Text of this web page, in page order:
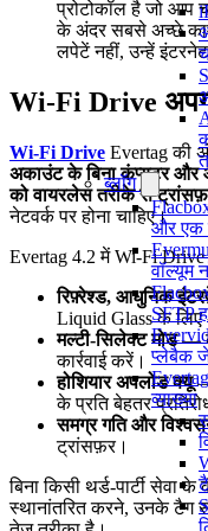
ब्लॉग
और एक
वॉल्यूम
SFTP
प्लेबैक
व्याख्या
प्रोटोकॉल है जो आप
के अंदर सबसे अच्छे
लपेटें नहीं, उन्हें
Wi-Fi Drive
Wi-Fi Drive Evertag की
अकाउंट के बिना कंप्यूटर और
को वायरलेस तरीके से
नेटवर्क पर होना चाहिए।
Evertag 4.2 में Wi-Fi Drive
रिफ़्रेश्ड, आधुनिक
Liquid Glass के लिए
मल्टी-सिलेक्ट मोड—
कार्रवाई करें।
होशियार अपलोड क्यू—
के प्रति बेहतर
समग्र गति और
ट्रांसफ़र।
बिना किसी थर्ड-पार्टी
स्थानांतरित करने, उनके टैग